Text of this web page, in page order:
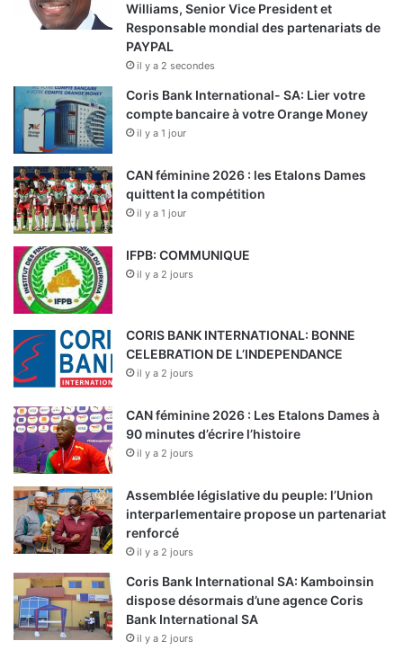
Williams, Senior Vice President et
Responsable mondial des partenariats de
PAYPAL
il y a 2 secondes
Coris Bank International- SA: Lier votre
compte bancaire à votre Orange Money
il y a 1 jour
CAN féminine 2026 : les Etalons Dames
quittent la compétition
il y a 1 jour
IFPB: COMMUNIQUE
il y a 2 jours
CORIS BANK INTERNATIONAL: BONNE
CELEBRATION DE L’INDEPENDANCE
il y a 2 jours
CAN féminine 2026 : Les Etalons Dames à
90 minutes d’écrire l’histoire
il y a 2 jours
Assemblée législative du peuple: l’Union
interparlementaire propose un partenariat
renforcé
il y a 2 jours
Coris Bank International SA: Kamboinsin
dispose désormais d’une agence Coris
Bank International SA
il y a 2 jours